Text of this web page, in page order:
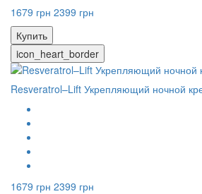
1679 грн 2399 грн
Купить
icon_heart_border
Resveratrol–Lift Укрепляющий ночной
1679 грн 2399 грн